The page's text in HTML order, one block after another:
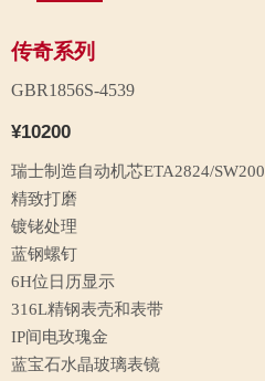
传奇系列
GBR1856S-4539
¥10200
瑞士制造自动机芯ETA2824/SW200
精致打磨
镀铑处理
蓝钢螺钉
6H位日历显示
316L精钢表壳和表带
IP间电玫瑰金
蓝宝石水晶玻璃表镜